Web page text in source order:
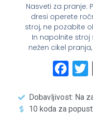
Nasveti za pranje:
dresi operete
stroj, ne pozabite
In napolnite
nežen cikel
Dobavljivost: Na
10 koda za